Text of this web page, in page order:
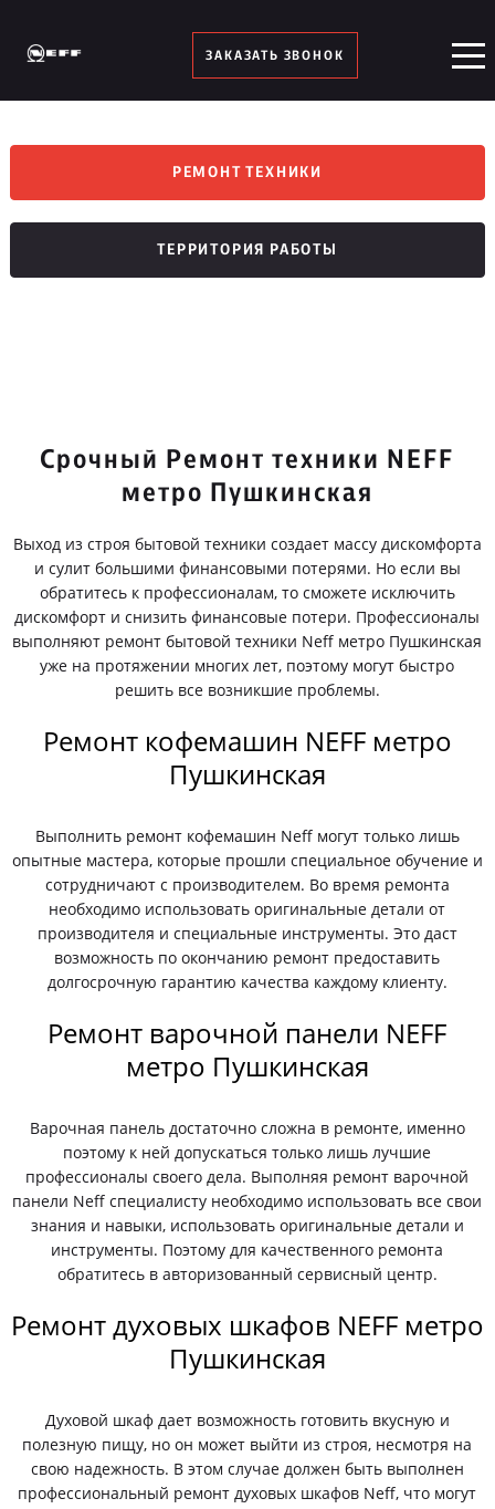
ЗАКАЗАТЬ ЗВОНОК
РЕМОНТ ТЕХНИКИ
ТЕРРИТОРИЯ РАБОТЫ
Срочный Ремонт техники NEFF
метро Пушкинская
Выход из строя бытовой техники создает массу дискомфорта
и сулит большими финансовыми потерями. Но если вы
обратитесь к профессионалам, то сможете исключить
дискомфорт и снизить финансовые потери. Профессионалы
выполняют ремонт бытовой техники Neff метро Пушкинская
уже на протяжении многих лет, поэтому могут быстро
решить все возникшие проблемы.
Ремонт кофемашин NEFF метро
Пушкинская
Выполнить ремонт кофемашин Neff могут только лишь
опытные мастера, которые прошли специальное обучение и
сотрудничают с производителем. Во время ремонта
необходимо использовать оригинальные детали от
производителя и специальные инструменты. Это даст
возможность по окончанию ремонт предоставить
долгосрочную гарантию качества каждому клиенту.
Ремонт варочной панели NEFF
метро Пушкинская
Варочная панель достаточно сложна в ремонте, именно
поэтому к ней допускаться только лишь лучшие
профессионалы своего дела. Выполняя ремонт варочной
панели Neff специалисту необходимо использовать все свои
знания и навыки, использовать оригинальные детали и
инструменты. Поэтому для качественного ремонта
обратитесь в авторизованный сервисный центр.
Ремонт духовых шкафов NEFF метро
Пушкинская
Духовой шкаф дает возможность готовить вкусную и
полезную пищу, но он может выйти из строя, несмотря на
свою надежность. В этом случае должен быть выполнен
профессиональный ремонт духовых шкафов Neff, что могут